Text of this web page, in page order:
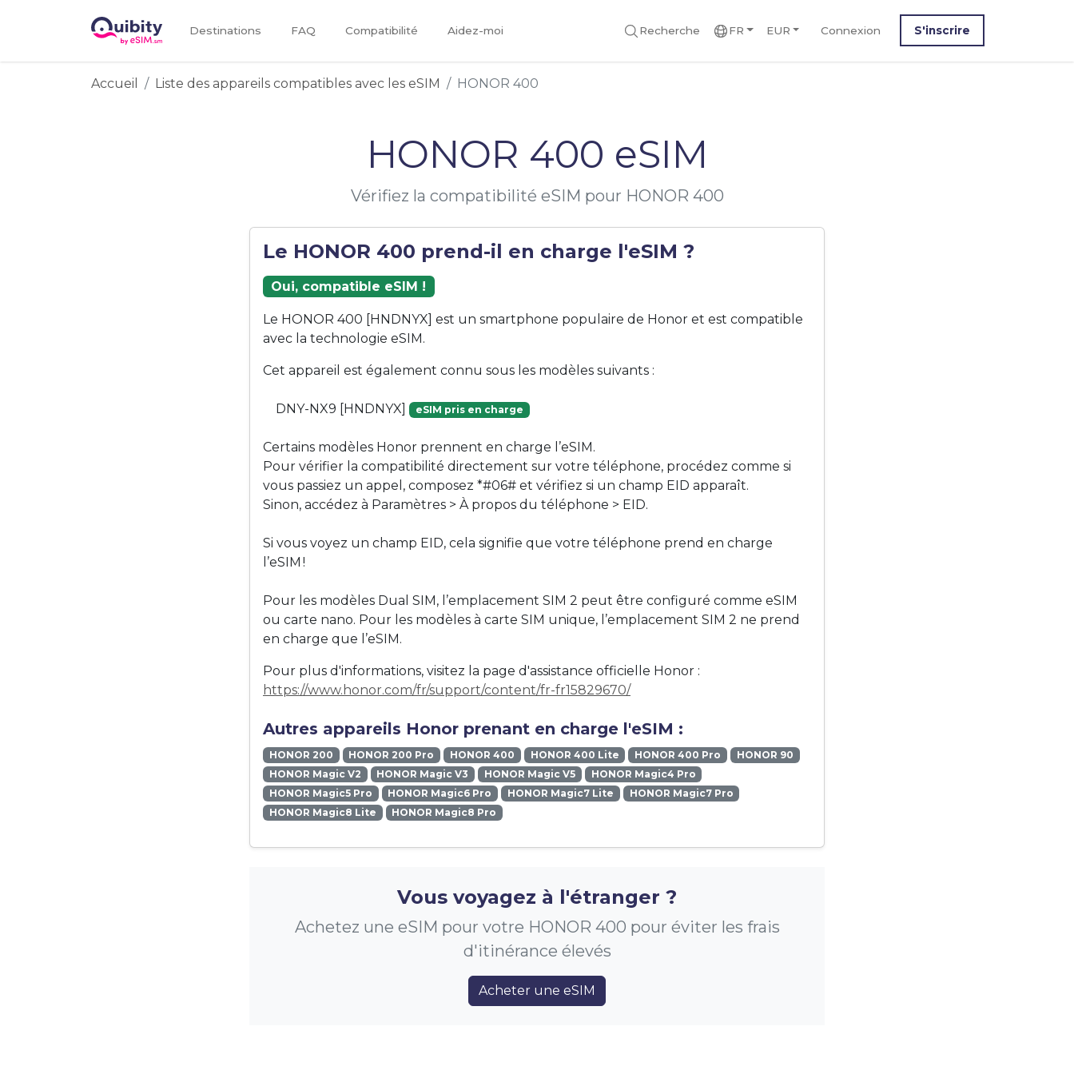
Destinations FAQ Compatibilité Aidez-moi Recherche FR EUR Connexion S'inscrire
Accueil Liste des appareils compatibles avec les eSIM HONOR 400
HONOR 400 eSIM
Vérifiez la compatibilité eSIM pour HONOR 400
Le HONOR 400 prend-il en charge l'eSIM ?
Oui, compatible eSIM !
Le HONOR 400 [HNDNYX] est un smartphone populaire de Honor et est compatible
avec la technologie eSIM.
Cet appareil est également connu sous les modèles suivants :
DNY-NX9 [HNDNYX] eSIM pris en charge
Certains modèles Honor prennent en charge l’eSIM.
Pour vérifier la compatibilité directement sur votre téléphone, procédez comme si
vous passiez un appel, composez *#06# et vérifiez si un champ EID apparaît.
Sinon, accédez à Paramètres > À propos du téléphone > EID.
Si vous voyez un champ EID, cela signifie que votre téléphone prend en charge
l’eSIM !
Pour les modèles Dual SIM, l’emplacement SIM 2 peut être configuré comme eSIM
ou carte nano. Pour les modèles à carte SIM unique, l’emplacement SIM 2 ne prend
en charge que l’eSIM.
Pour plus d'informations, visitez la page d'assistance officielle Honor :
https://www.honor.com/fr/support/content/fr-fr15829670/
Autres appareils Honor prenant en charge l'eSIM :
HONOR 200 HONOR 200 Pro HONOR 400 HONOR 400 Lite HONOR 400 Pro
HONOR 90
HONOR Magic V2
HONOR Magic V3 HONOR Magic V5
HONOR Magic4 Pro
HONOR Magic5 Pro
HONOR Magic6 Pro HONOR Magic7 Lite
HONOR Magic7 Pro
HONOR Magic8 Lite
HONOR Magic8 Pro
Vous voyagez à l'étranger ?
Achetez une eSIM pour votre HONOR 400 pour éviter les frais
d'itinérance élevés
Acheter une eSIM